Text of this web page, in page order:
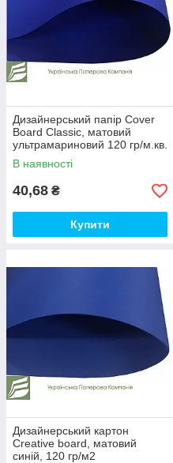
Дизайнерський папір Сover
Board Classic, матовий
ультрамариновий 120 гр/м.кв.
2580/5390/120
В наявності
40,68 ₴
Купити
Дизайнерський картон
Creative board, матовий
синій, 120 гр/м2